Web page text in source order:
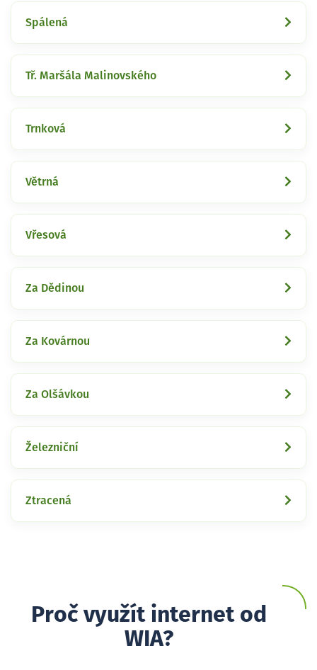
Spálená
Tř. Maršála Malinovského
Trnková
Větrná
Vřesová
Za Dědinou
Za Kovárnou
Za Olšávkou
Železniční
Ztracená
Proč využít internet od
WIA?